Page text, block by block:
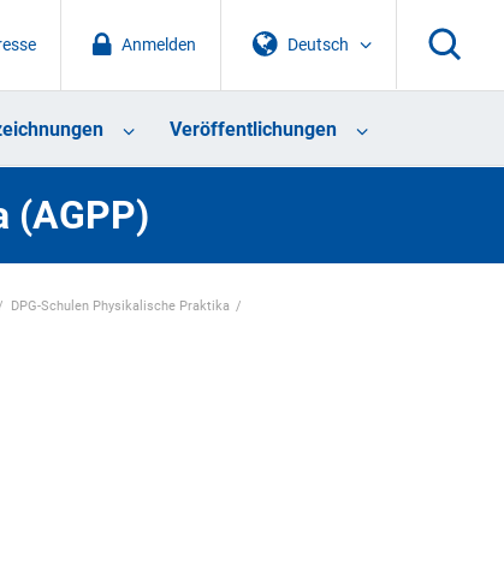
Deutsch
Anmelden
Veröffentlichungen
(AGPP)
DPG-Schulen Physikalische Praktika